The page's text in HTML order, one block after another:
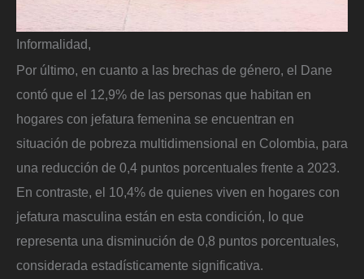
Informalidad,
Por último, en cuanto a las brechas de género, el Dane
contó que el 12,9% de las personas que habitan en
hogares con jefatura femenina se encuentran en
situación de pobreza multidimensional en Colombia, para
una reducción de 0,4 puntos porcentuales frente a 2023.
En contraste, el 10,4% de quienes viven en hogares con
jefatura masculina están en esta condición, lo que
representa una disminución de 0,8 puntos porcentuales,
considerada estadísticamente significativa.